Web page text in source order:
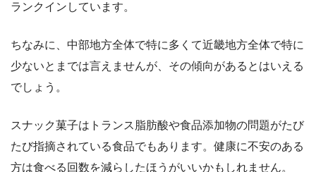
ランクインしています。
ちなみに、中部地方全体で特に多くて近畿地方全体で特に
少ないとまでは言えませんが、その傾向があるとはいえる
でしょう。
スナック菓子はトランス脂肪酸や食品添加物の問題がたび
たび指摘されている食品でもあります。健康に不安のある
方は食べる回数を減らしたほうがいいかもしれません。